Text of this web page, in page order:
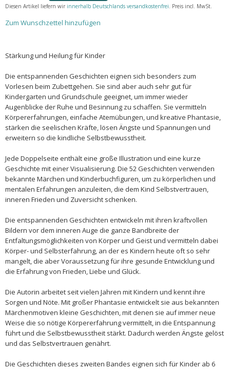
Diesen Artikel liefern wir innerhalb Deutschlands versandkostenfrei. Preis incl. MwSt.
Zum Wunschzettel hinzufügen
Stärkung und Heilung für Kinder
Die entspannenden Geschichten eignen sich besonders zum
Vorlesen beim Zubettgehen. Sie sind aber auch sehr gut für
Kindergarten und Grundschule geeignet, um immer wieder
Augenblicke der Ruhe und Besinnung zu schaffen. Sie vermitteln
Körpererfahrungen, einfache Atemübungen, und kreative Phantasie,
stärken die seelischen Kräfte, lösen Ängste und Spannungen und
erweitern so die kindliche Selbstbewusstheit.
Jede Doppelseite enthält eine große Illustration und eine kurze
Geschichte mit einer Visualisierung. Die 52 Geschichten verwenden
bekannte Märchen und Kinderbuchfiguren, um zu körperlichen und
mentalen Erfahrungen anzuleiten, die dem Kind Selbstvertrauen,
inneren Frieden und Zuversicht schenken.
Die entspannenden Geschichten entwickeln mit ihren kraftvollen
Bildern vor dem inneren Auge die ganze Bandbreite der
Entfaltungsmöglichkeiten von Körper und Geist und vermitteln dabei
Körper- und Selbsterfahrung, an der es Kindern heute oft so sehr
mangelt, die aber Voraussetzung für ihre gesunde Entwicklung und
die Erfahrung von Frieden, Liebe und Glück.
Die Autorin arbeitet seit vielen Jahren mit Kindern und kennt ihre
Sorgen und Nöte. Mit großer Phantasie entwickelt sie aus bekannten
Märchenmotiven kleine Geschichten, mit denen sie auf immer neue
Weise die so nötige Körpererfahrung vermittelt, in die Entspannung
führt und die Selbstbewusstheit stärkt. Dadurch werden Ängste gelöst
und das Selbstvertrauen genährt.
Die Geschichten dieses zweiten Bandes eignen sich für Kinder ab 6